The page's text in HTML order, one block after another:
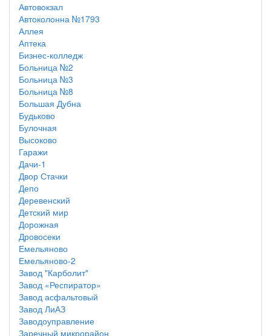
Автовокзал
Автоколонна №1793
Аллея
Аптека
Бизнес-колледж
Больница №2
Больница №3
Больница №8
Большая Дубна
Будьково
Булочная
Высоково
Гаражи
Дачи-1
Двор Стачки
Депо
Деревенский
Детский мир
Дорожная
Дровосеки
Емельяново
Емельяново-2
Завод "Карболит"
Завод «Респиратор»
Завод асфальтовый
Завод ЛиАЗ
Заводоуправление
Заречный микрорайон